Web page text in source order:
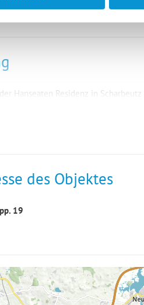
Hanseaten Residenz in Scharbeutz
des Objektes
19